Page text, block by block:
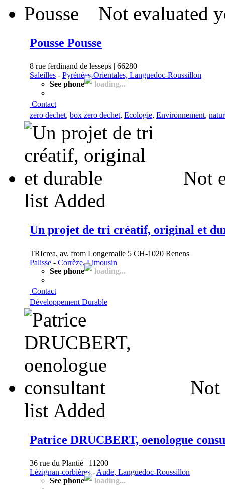
Not evaluated
Pousse Pousse
8 rue ferdinand de lesseps | 66280
Saleilles - Pyrénées-Orientales, Languedoc-Roussillon
See phone
loading...
Contact
zero dechet, box zero dechet, Ecologie, Environnement,
Not
list Added
Un projet de tri créatif, original et
TRIcrea, av. from Longemalle 5 CH-1020 Renens
Palisse - Corrèze, Limousin
See phone
loading...
Contact
Développement Durable
Not
list Added
Patrice DRUCBERT, oenologue
36 rue du Plantié | 11200
Lézignan-corbières- Aude, Languedoc-Roussillon
See phone
loading...